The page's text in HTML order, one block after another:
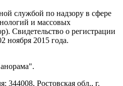
службой по надзору в сфере
и массовых
Cвидетельство о регистрации
2015 года.
344008, Ростовская обл., г.